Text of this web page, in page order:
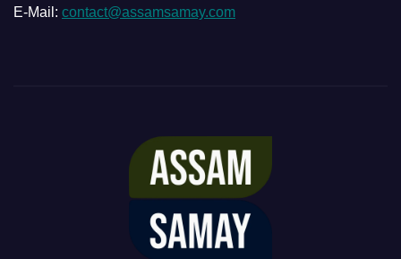
E-Mail: contact@assamsamay.com